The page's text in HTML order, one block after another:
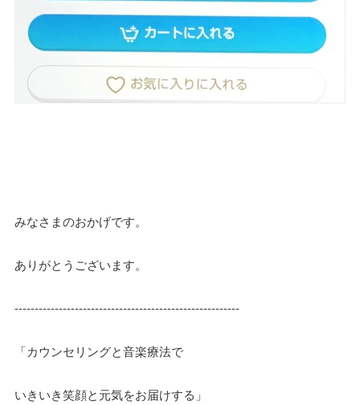
みなさまのおかげです。
ありがとうございます。
--------------------------------------------------------
「カウンセリングと音楽療法で
いきいき笑顔と元気をお届けする」